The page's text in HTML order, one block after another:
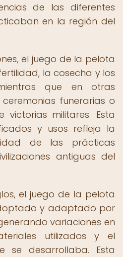
de las diferentes
en la región del
el juego de la pelota
la cosecha y los
que en otras
funerarias o
militares. Esta
y usos refleja la
de las prácticas
antiguas del
el juego de la pelota
y adaptado por
variaciones en
utilizados y el
se desarrollaba. Esta